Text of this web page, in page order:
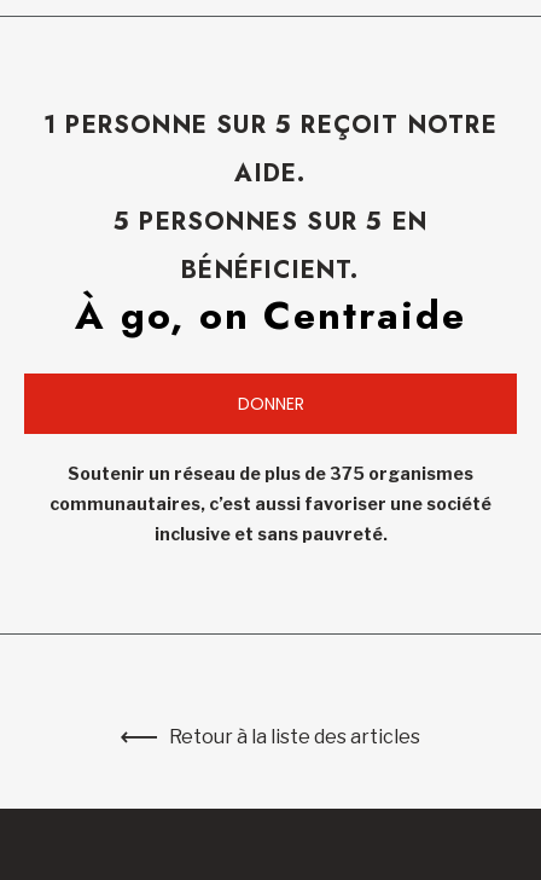
1 PERSONNE SUR 5 REÇOIT NOTRE
AIDE.
5 PERSONNES SUR 5 EN
BÉNÉFICIENT.
À go, on Centraide
DONNER
Soutenir un réseau de plus de 375 organismes
communautaires, c’est aussi favoriser une société
inclusive et sans pauvreté.
Retour à la liste des articles